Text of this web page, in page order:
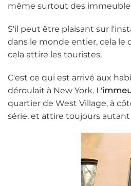
même surtout des
S'il peut être plaisant sur
dans le monde entier, cela le
cela attire les touristes.
C'est ce qui est arrivé aux
déroulait à New York. L'
quartier de West Village, à
série, et attire toujours